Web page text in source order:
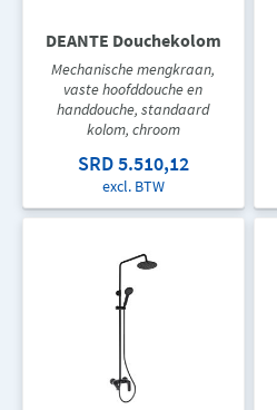
DEANTE Douchekolom
Mechanische mengkraan,
vaste hoofddouche en
handdouche, standaard
kolom, chroom
SRD 5.510,12
excl. BTW